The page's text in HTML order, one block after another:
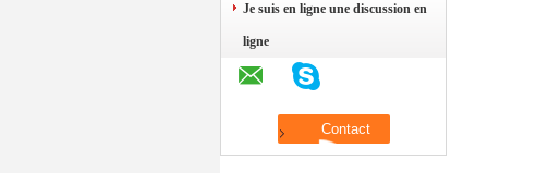
Je suis en ligne une discussion en
ligne